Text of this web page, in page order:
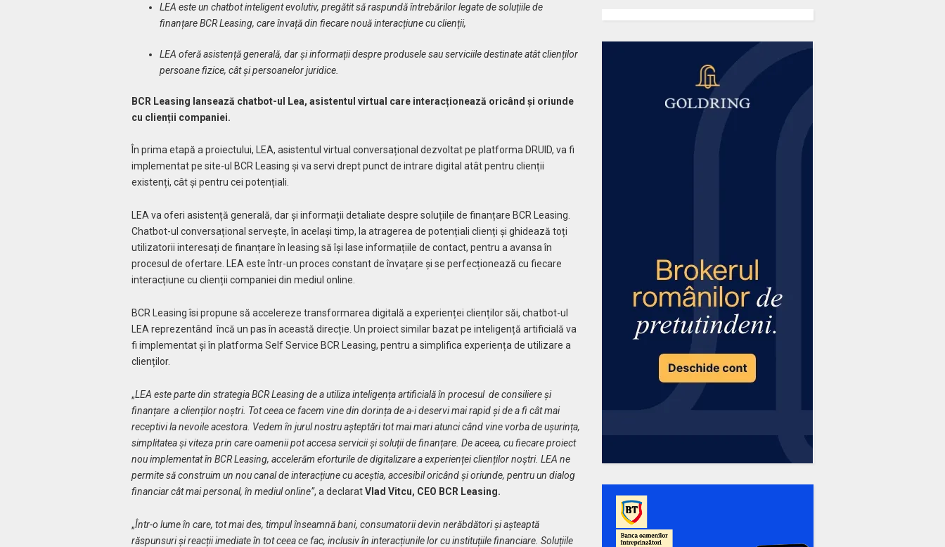
LEA este un chatbot inteligent evolutiv, pregătit să raspundă întrebărilor legate de soluțiile de
finanțare BCR Leasing, care învață din fiecare nouă interacțiune cu clienții,
LEA oferă asistență generală, dar și informații despre produsele sau serviciile destinate atât clienților
persoane fizice, cât și persoanelor juridice.
BCR Leasing lansează chatbot-ul Lea, asistentul virtual care interacționează oricând și oriunde
cu clienții companiei.
În prima etapă a proiectului, LEA, asistentul virtual conversațional dezvoltat pe platforma DRUID, va fi
implementat pe site-ul BCR Leasing și va servi drept punct de intrare digital atât pentru clienții
existenți, cât și pentru cei potențiali.
LEA va oferi asistență generală, dar și informații detaliate despre soluțiile de finanțare BCR Leasing.
Chatbot-ul conversațional servește, în același timp, la atragerea de potențiali clienți și ghidează toți
utilizatorii interesați de finanțare în leasing să își lase informațiile de contact, pentru a avansa în
procesul de ofertare. LEA este într-un proces constant de învațare și se perfecționează cu fiecare
interacțiune cu clienții companiei din mediul online.
BCR Leasing îsi propune să accelereze transformarea digitală a experienței clienților săi, chatbot-ul
LEA reprezentând încă un pas în această direcție. Un proiect similar bazat pe inteligență artificială va
fi implementat și în platforma Self Service BCR Leasing, pentru a simplifica experiența de utilizare a
clienților.
„LEA este parte din strategia BCR Leasing de a utiliza inteligența artificială în procesul de consiliere și
finanțare a clienților noștri. Tot ceea ce facem vine din dorința de a-i deservi mai rapid și de a fi cât mai
receptivi la nevoile acestora. Vedem în jurul nostru așteptări tot mai mari atunci când vine vorba de ușurința,
simplitatea și viteza prin care oamenii pot accesa servicii și soluții de finanțare. De aceea, cu fiecare proiect
nou implementat în BCR Leasing, accelerăm eforturile de digitalizare a experienței clienților noștri. LEA ne
permite să construim un nou canal de interacțiune cu aceștia, accesibil oricând și oriunde, pentru un dialog
financiar cât mai personal, în mediul online”, a declaratVlad Vitcu, CEO BCR Leasing.
„Într-o lume în care, tot mai des, timpul înseamnă bani, consumatorii devin nerăbdători și așteaptă
răspunsuri și reacții imediate în tot ceea ce fac, inclusiv în interacțiunile lor cu instituțiile financiare. Soluțiile